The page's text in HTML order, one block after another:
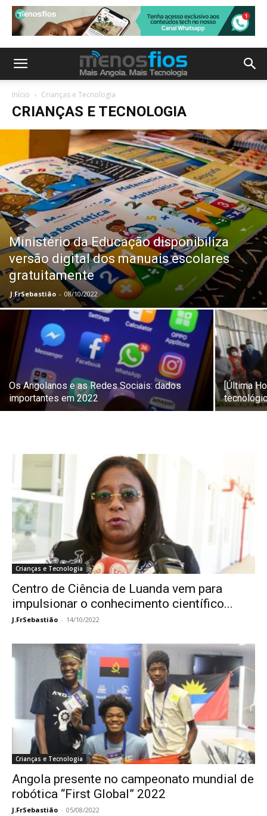
Início Crianças e Tecnologia
CRIANÇAS E TECNOLOGIA
Ministério da Educação disponibiliza
versão digital dos manuais escolares
gratuitamente
J.FrSebastião - 08/10/2022
Os Angolanos e as Redes Sociais: dados
importantes em 2022
[Última
Crianças e Tecnologia
Centro de Ciência de Luanda vem para
impulsionar o conhecimento científico...
J.FrSebastião - 14/10/2022
Crianças e Tecnologia
Angola presente no campeonato mundial de
robótica “First Global” 2022
J.FrSebastião - 05/08/2022